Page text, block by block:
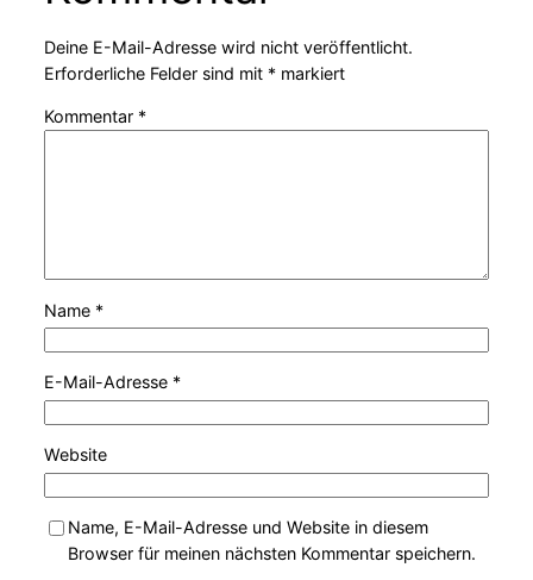
Deine E-Mail-Adresse wird nicht veröffentlicht.
Erforderliche Felder sind mit *markiert
Kommentar *
Name *
E-Mail-Adresse *
Website
Name, E-Mail-Adresse und Website in diesem
Browser für meinen nächsten Kommentar speichern.